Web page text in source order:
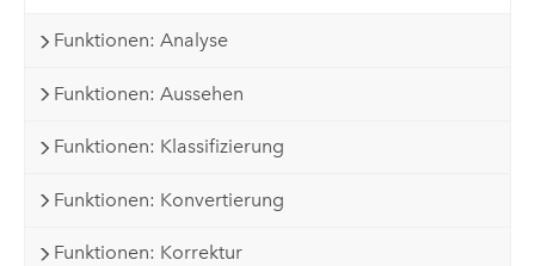
Funktionen: Analyse
Funktionen: Aussehen
Funktionen: Klassifizierung
Funktionen: Konvertierung
Funktionen: Korrektur